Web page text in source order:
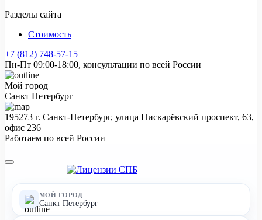
Разделы сайта
Стоимость
+7 (812) 748-57-15
Пн-Пт 09:00-18:00, консультации по всей России
Мой город
Санкт Петербург
195273 г. Санкт-Петербург, улица Пискарёвский проспект, 63,
офис 236
Работаем по всей России
МОЙ ГОРОД
Санкт Петербург